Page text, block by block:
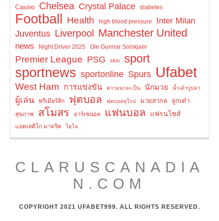
Casino Chelsea Crystal Palace diabetes
Football Health high blood pressure Inter Milan
Juventus Liverpool Manchester United
news Night Driver 2025 Ole Gunnar Solskjaer
Premier League PSG skin sport
sportnews sportonline Spurs Ufabet
West Ham การแข่งขัน ความน่าจะเป็น นักมวย น้ำเต้าปูปลา
ผู้เล่น พรีเมียร์ลีก ฟุตบอล ฟุตบอลยุโรป มวยสากล ลูกเต๋า
สุขภาพ สโมสร อาร์เซน่อล แฟนบอล แฟรนไชส์
แอตเลติโก มาดริด ไฮโล
CLARUSCANADIA
N.COM
COPYRIGHT 2021 UFABET999. ALL RIGHTS RESERVED.